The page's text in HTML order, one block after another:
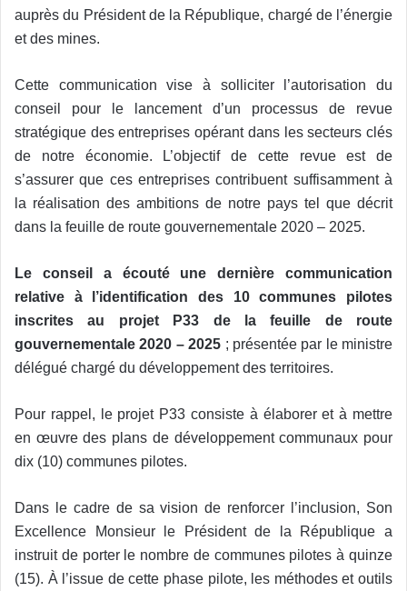
auprès du Président de la République, chargé de l’énergie
et des mines.
Cette communication vise à solliciter l’autorisation du
conseil pour le lancement d’un processus de revue
stratégique des entreprises opérant dans les secteurs clés
de notre économie. L’objectif de cette revue est de
s’assurer que ces entreprises contribuent suffisamment à
la réalisation des ambitions de notre pays tel que décrit
dans la feuille de route gouvernementale 2020 – 2025.
Le conseil a écouté une dernière communication
relative à l’identification des 10 communes pilotes
inscrites au projet P33 de la feuille de route
gouvernementale 2020 – 2025 ; présentée par le ministre
délégué chargé du développement des territoires.
Pour rappel, le projet P33 consiste à élaborer et à mettre
en œuvre des plans de développement communaux pour
dix (10) communes pilotes.
Dans le cadre de sa vision de renforcer l’inclusion, Son
Excellence Monsieur le Président de la République a
instruit de porter le nombre de communes pilotes à quinze
(15). À l’issue de cette phase pilote, les méthodes et outils